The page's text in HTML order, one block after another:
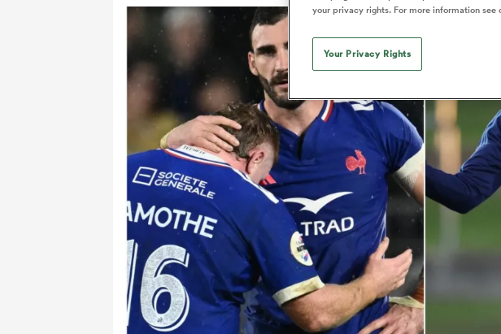
your privacy rights. For more information see
Your Privacy Rights